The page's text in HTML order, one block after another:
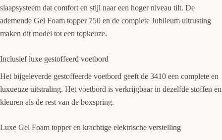
slaapsysteem dat comfort en stijl naar een hoger niveau tilt. De
ademende Gel Foam topper 750 en de complete Jubileum uitrusting
maken dit model tot een topkeuze.
Inclusief luxe gestoffeerd voetbord
Het bijgeleverde gestoffeerde voetbord geeft de 3410 een complete en
luxueuze uitstraling. Het voetbord is verkrijgbaar in dezelfde stoffen en
kleuren als de rest van de boxspring.
Luxe Gel Foam topper en krachtige elektrische verstelling